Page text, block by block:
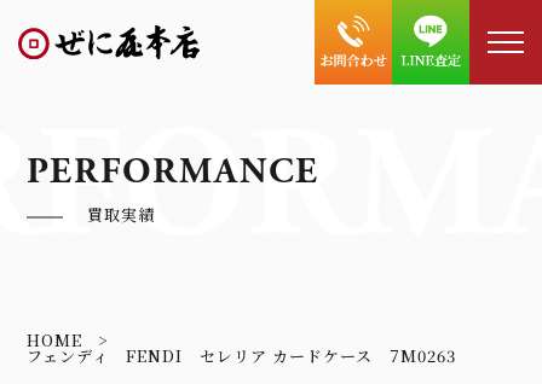
PERFORMANCE
買取実績
HOME
フェンディ FENDI セレリア カードケース 7M0263